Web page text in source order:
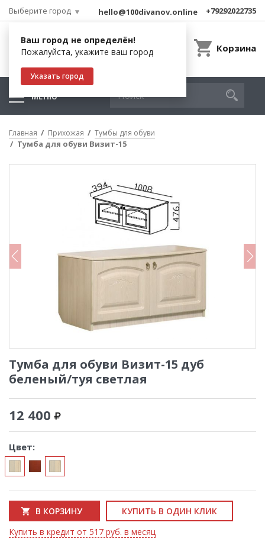
Выберите город
Ваш город не определён!
Пожалуйста, укажите ваш город
Указать город
hello@100divanov.online +79292022735
Корзина
МЕНЮ
Главная Прихожая Тумбы для обуви
Тумба для обуви Визит-15
Тумба для обуви Визит-15 дуб
беленый/туя светлая
12 400
Цвет:
В КОРЗИНУ
КУПИТЬ В ОДИН КЛИК
Купить в кредит от 517 руб. в месяц